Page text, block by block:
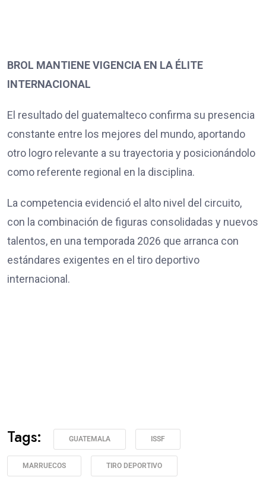
BROL MANTIENE VIGENCIA EN LA ÉLITE
INTERNACIONAL
El resultado del guatemalteco confirma su presencia
constante entre los mejores del mundo, aportando
otro logro relevante a su trayectoria y posicionándolo
como referente regional en la disciplina.
La competencia evidenció el alto nivel del circuito,
con la combinación de figuras consolidadas y nuevos
talentos, en una temporada 2026 que arranca con
estándares exigentes en el tiro deportivo
internacional.
Tags: GUATEMALA ISSF
MARRUECOS TIRO DEPORTIVO